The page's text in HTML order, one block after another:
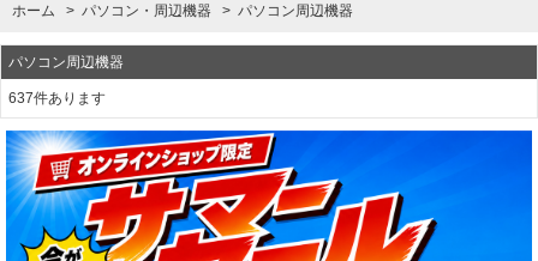
ホーム > パソコン・周辺機器 > パソコン周辺機器
パソコン周辺機器
637件あります